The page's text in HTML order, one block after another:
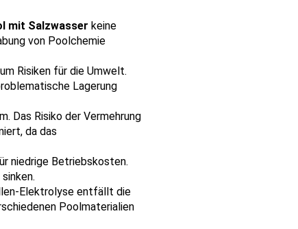
mit Salzwasser keine
von Poolchemie
Risiken für die Umwelt.
Lagerung
Das Risiko der Vermehrung
da das
niedrige Betriebskosten.
Elektrolyse entfällt die
Poolmaterialien